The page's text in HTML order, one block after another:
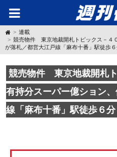
H
o
m
e
連載
競売物件 東京地裁開札トピックス－４
が落札／都営大江戸線「麻布十番」駅徒歩
競売物件 東京地裁開札
有持分スーパー億ション
線「麻布十番」駅徒歩６分